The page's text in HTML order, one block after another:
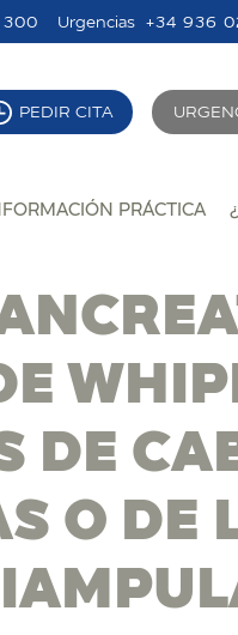
300 Urgencias +34 936
PEDIR CITA
PRÁCTICA
DE
O DE